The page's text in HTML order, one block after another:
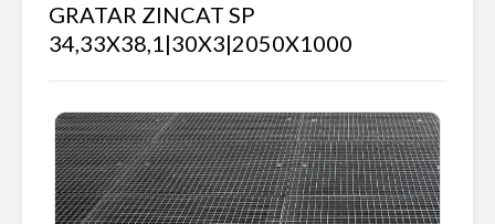
GRATAR ZINCAT SP
34,33X38,1|30X3|2050X1000